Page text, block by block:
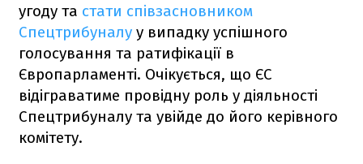
угоду та стати співзасновником
Спецтрибуналу у випадку успішного
голосування та ратифікації в
Європарламенті. Очікується, що ЄС
відіграватиме провідну роль у діяльності
Спецтрибуналу та увійде до його керівного
комітету.